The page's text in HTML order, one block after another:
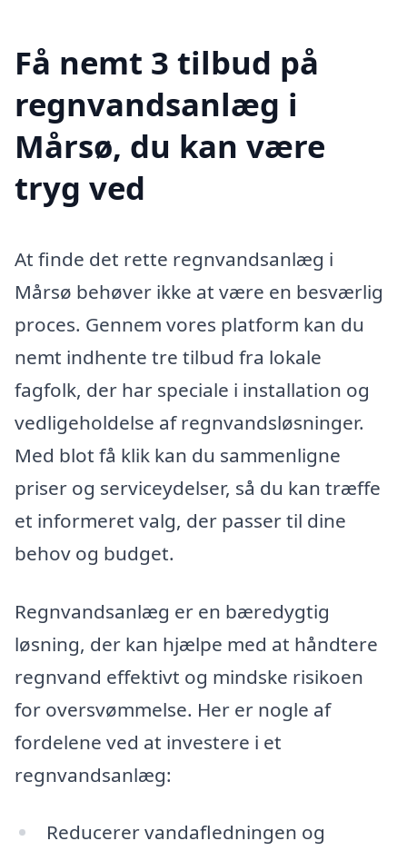
Få nemt 3 tilbud på
regnvandsanlæg i
Mårsø, du kan være
tryg ved
At finde det rette regnvandsanlæg i
Mårsø behøver ikke at være en besværlig
proces. Gennem vores platform kan du
nemt indhente tre tilbud fra lokale
fagfolk, der har speciale i installation og
vedligeholdelse af regnvandsløsninger.
Med blot få klik kan du sammenligne
priser og serviceydelser, så du kan træffe
et informeret valg, der passer til dine
behov og budget.
Regnvandsanlæg er en bæredygtig
løsning, der kan hjælpe med at håndtere
regnvand effektivt og mindske risikoen
for oversvømmelse. Her er nogle af
fordelene ved at investere i et
regnvandsanlæg:
Reducerer vandafledningen og